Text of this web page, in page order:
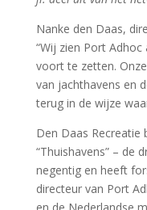
Nanke den Daas,
“Wij zien Port
voort te zetten.
van jachthavens en
terug in de wijze
Den Daas Recreatie
“Thuishavens” – de
negentig en heeft
directeur van Port